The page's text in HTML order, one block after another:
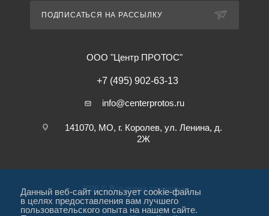
ПОДПИСАТЬСЯ НА РАССЫЛКУ
ООО "Центр ПРОТОС"
+7 (495) 902-63-13
info@centerprotos.ru
141070, МО, г. Королев, ул. Ленина, д.
2Ж
2026 © Все права защищены
Данный веб-сайт использует cookie-файлы
в целях предоставления вам лучшего
пользовательского опыта на нашем сайте.